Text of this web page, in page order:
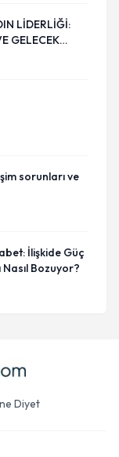
LİDERLİĞİ:
GELECEK
sorunları ve
İlişkide Güç
Bozuyor?
Diyet